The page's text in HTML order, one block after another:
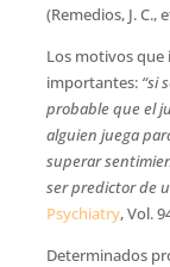
(Remedios, J. C.,
Los motivos que
importantes: “si
probable que el
alguien juega
superar
ser predictor de
Psychiatry, Vol.
Determinados